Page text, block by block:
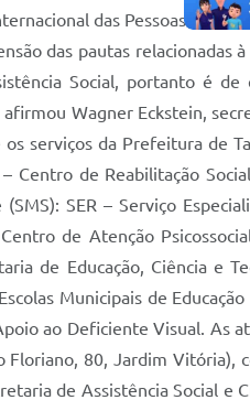
das Pessoas com
das pautas relacionadas
Social, portanto é de
Wagner Eckstein,
serviços da Prefeitura de
Centro de Reabilitação
SER – Serviço
de Atenção
de Educação, Ciência e
Municipais de
ao Deficiente Visual. As
Floriano, 80, Jardim Vitória),
de Assistência Social e